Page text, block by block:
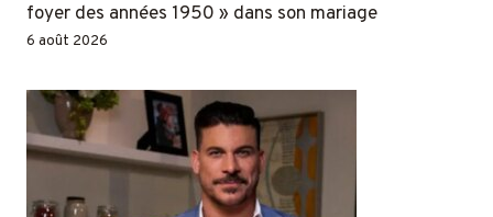
foyer des années 1950 » dans son mariage
6 août 2026